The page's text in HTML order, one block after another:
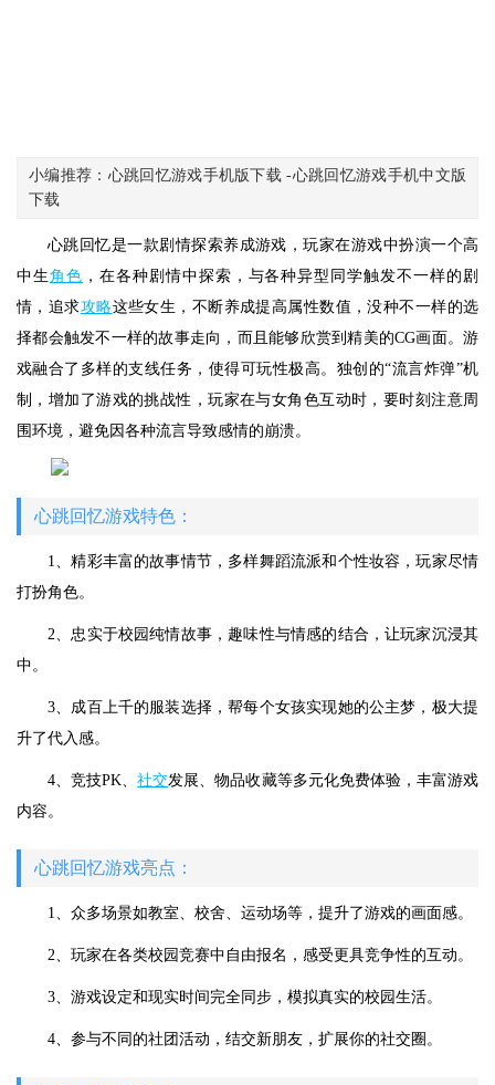
小编推荐：心跳回忆游戏手机版下载 -心跳回忆游戏手机中文版
下载
心跳回忆是一款剧情探索养成游戏，玩家在游戏中扮演一个高
中生角色 ，在各种剧情中探索，与各种异型同学触发不一样的剧
情，追求攻略这些女生，不断养成提高属性数值，没种不一样的选
择都会触发不一样的故事走向，而且能够欣赏到精美的CG画面。游
戏融合了多样的支线任务，使得可玩性极高。独创的“流言炸弹”机
制，增加了游戏的挑战性，玩家在与女角色互动时，要时刻注意周
围环境，避免因各种流言导致感情的崩溃。
心跳回忆游戏特色：
1、精彩丰富的故事情节，多样舞蹈流派和个性妆容，玩家尽情
打扮角色。
2、忠实于校园纯情故事，趣味性与情感的结合，让玩家沉浸其
中。
3、成百上千的服装选择，帮每个女孩实现她的公主梦，极大提
升了代入感。
4、竞技PK、社交发展、物品收藏等多元化免费体验，丰富游戏
内容。
心跳回忆游戏亮点：
1、众多场景如教室、校舍、运动场等，提升了游戏的画面感。
2、玩家在各类校园竞赛中自由报名，感受更具竞争性的互动。
3、游戏设定和现实时间完全同步，模拟真实的校园生活。
4、参与不同的社团活动，结交新朋友，扩展你的社交圈。